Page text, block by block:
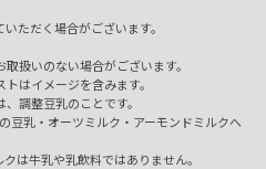
ただく場合がございます。
扱いのない場合がございます。
はイメージを含みます。
調整豆乳のことです。
豆乳・オーツミルク・アーモンドミルクへ
は牛乳や乳飲料ではありません。